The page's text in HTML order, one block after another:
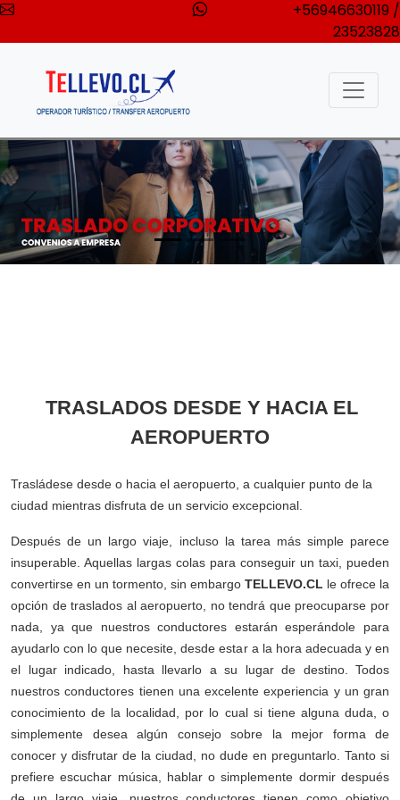
+56946630119 /
23523828
Anterior
TRASLADOS DESDE Y HACIA EL
AEROPUERTO
Trasládese desde o hacia el aeropuerto, a cualquier punto de la
ciudad mientras disfruta de un servicio excepcional.
Después de un largo viaje, incluso la tarea más simple parece
insuperable. Aquellas largas colas para conseguir un taxi, pueden
convertirse en un tormento, sin embargo TELLEVO.CL le ofrece la
opción de traslados al aeropuerto, no tendrá que preocuparse por
nada, ya que nuestros conductores estarán esperándole para
ayudarlo con lo que necesite, desde estar a la hora adecuada y en
el lugar indicado, hasta llevarlo a su lugar de destino. Todos
nuestros conductores tienen una excelente experiencia y un gran
conocimiento de la localidad, por lo cual si tiene alguna duda, o
simplemente desea algún consejo sobre la mejor forma de
conocer y disfrutar de la ciudad, no dude en preguntarlo. Tanto si
prefiere escuchar música, hablar o simplemente dormir después